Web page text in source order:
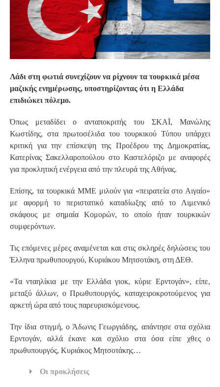
Λάδι στη φωτιά συνεχίζουν να ρίχνουν τα τουρκικά μέσα
μαζικής ενημέρωσης, υποστηρίζοντας ότι η Ελλάδα
επιδιώκει πόλεμο.
Όπως μεταδίδει ο ανταποκριτής του ΣΚΑΪ, Μανώλης
Κωστίδης, στα πρωτοσέλιδα του τουρκικού Τύπου υπάρχει
κριτική για την επίσκεψη της Προέδρου της Δημοκρατίας,
Κατερίνας Σακελλαροπούλου στο Καστελόριζο με αναφορές
για προκλητική ενέργεια από την πλευρά της Αθήνας.
Επίσης, τα τουρκικά ΜΜΕ μιλούν για «πειρατεία στο Αιγαίο»
με αφορμή το περιστατικό καταδίωξης από το Λιμενικό
σκάφους με σημαία Κομορών, το οποίο ήταν τουρκικών
συμφερόντων.
Τις επόμενες μέρες αναμένεται και στις σκληρές δηλώσεις του
Έλληνα πρωθυπουργού, Κυριάκου Μητσοτάκη, στη ΔΕΘ.
«Τα νταηλίκια με την Ελλάδα γιοκ, κύριε Ερντογάν», είπε,
μεταξύ άλλων, ο Πρωθυπουργός, καταχειροκροτούμενος για
αρκετή ώρα από τους παρευρισκόμενους.
Την ίδια στιγμή, ο Άδωνις Γεωργιάδης, απάντησε στα σχόλια
Ερντογάν, αλλά έκανε και σχόλιο στα όσα είπε χθες ο
πρωθυπουργός, Κυριάκος Μητσοτάκης…
Οι προκλήσεις